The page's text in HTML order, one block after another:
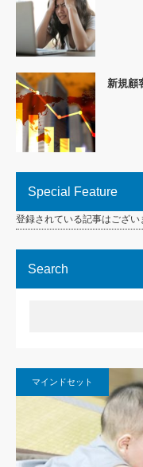
新規顧
Special Feature
登録されている記事はござい
Search
マインドセット